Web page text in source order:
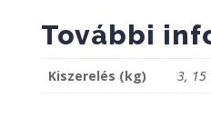
További
Kiszerelés (kg) 3, 15